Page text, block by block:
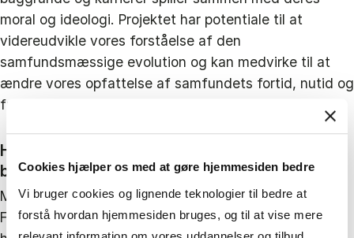
Cookies hjælper os med at gøre hjemmesiden bedre
Vi bruger cookies og lignende teknologier til bedre at
forstå hvordan hjemmesiden bruges, og til at vise mere
moral og ideologi. Projektet har potentiale til at
videreudvikle vores forståelse af den
samfundsmæssige evolution og kan medvirke til at
ændre vores opfattelse af samfundets fortid, nutid og
fremtid.
Hvis vi genskaber fortiden, kan vi skabe en
bedre fremtid
MORALITES-projektet har en innovativ tilgang.
Forskerne undersøger skelsættende begivenheder i